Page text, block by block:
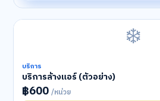
❄️
บริการ
บริการล้างแอร์ (ตัวอย่าง)
฿600 /หน่วย